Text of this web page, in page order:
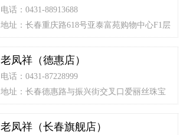
电话：0431-88913688
地址：长春重庆路618号亚泰富苑购物中心F1层
老凤祥（德惠店）
电话：0431-87228999
地址：长春德惠路与振兴街交叉口爱丽丝珠宝
右侧
老凤祥（长春旗舰店）